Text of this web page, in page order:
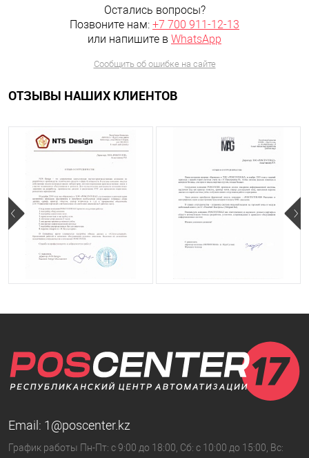
Остались вопросы?
Позвоните нам: +7 700 911-12-13
или напишите в WhatsApp
Сообщить об ошибке на сайте
ОТЗЫВЫ НАШИХ КЛИЕНТОВ
Email: 1@poscenter.kz
График работы Пн-Пт: с 9:00 до 18:00, Сб: с 10:00 до 15:00, Вс: